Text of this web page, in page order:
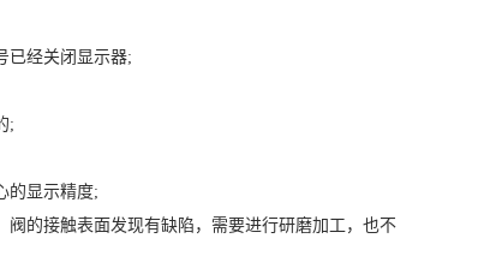
已经关闭显示器;
;
的显示精度;
的接触表面发现有缺陷，需要进行研磨加工，也不